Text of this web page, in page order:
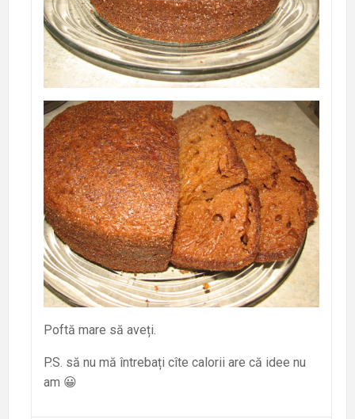
Poftă mare să aveți.
P.S. să nu mă întrebați cîte calorii are că idee nu
am 😀